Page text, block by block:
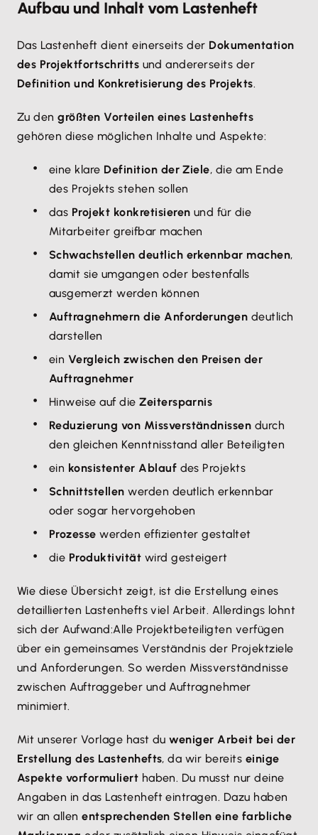
Aufbau und Inhalt vom Lastenheft
Das Lastenheft dient einerseits der Dokumentation
des Projektfortschritts und andererseits der
Definition und Konkretisierung des Projekts.
Zu dengrößten Vorteilen eines Lastenhefts
gehören diese möglichen Inhalte und Aspekte:
eine klare Definition der Ziele, die am Ende
des Projekts stehen sollen
das Projekt konkretisieren und für die
Mitarbeiter greifbar machen
Schwachstellen deutlich erkennbar machen,
damit sie umgangen oder bestenfalls
ausgemerzt werden können
Auftragnehmern die Anforderungen deutlich
darstellen
ein Vergleich zwischen den Preisen der
Auftragnehmer
Hinweise auf dieZeitersparnis
Reduzierung von Missverständnissen durch
den gleichen Kenntnisstand aller Beteiligten
ein konsistenter Ablauf des Projekts
Schnittstellen werden deutlich erkennbar
oder sogar hervorgehoben
Prozesse werden effizienter gestaltet
die Produktivität wird gesteigert
Wie diese Übersicht zeigt, ist die Erstellung eines
detaillierten Lastenhefts viel Arbeit. Allerdings lohnt
sich der Aufwand:Alle Projektbeteiligten verfügen
über ein gemeinsames Verständnis der Projektziele
und Anforderungen. So werden Missverständnisse
zwischen Auftraggeber und Auftragnehmer
minimiert.
Mit unserer Vorlage hast duweniger Arbeit bei der
Erstellung des Lastenhefts, da wir bereits einige
Aspekte vorformuliert haben. Du musst nur deine
Angaben in das Lastenheft eintragen. Dazu haben
wir an allenentsprechenden Stellen eine farbliche